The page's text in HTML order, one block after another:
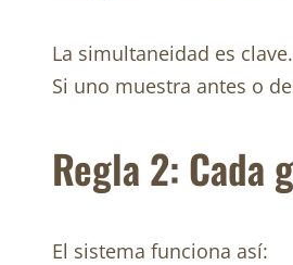
La simultaneidad es clave.
Si uno muestra antes o
Regla 2: Cada
El sistema funciona así: